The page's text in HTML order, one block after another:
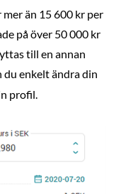
än 15 600 kr per
på över 50 000 kr
till en annan
du enkelt ändra din
profil.